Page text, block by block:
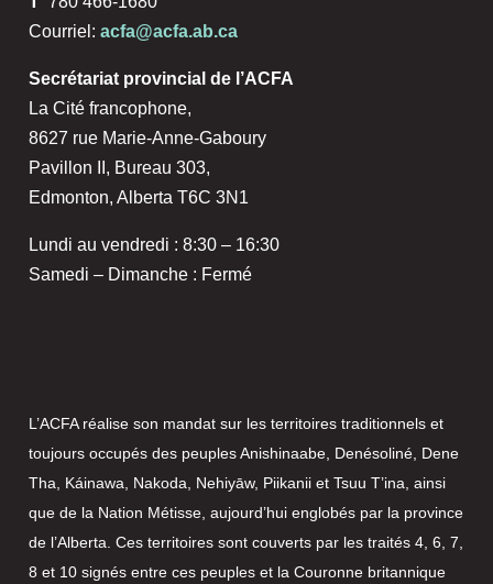
Courriel: acfa@acfa.ab.ca
Secrétariat provincial de l’ACFA
La Cité francophone,
8627 rue Marie-Anne-Gaboury
Pavillon II, Bureau 303,
Edmonton, Alberta T6C 3N1
Lundi au vendredi : 8:30 – 16:30
Samedi – Dimanche : Fermé
L’ACFA réalise son mandat sur les territoires traditionnels et
toujours occupés des peuples Anishinaabe, Denésoliné, Dene
Tha, Káinawa, Nakoda, Nehiyāw, Piikanii et Tsuu T’ina, ainsi
que de la Nation Métisse, aujourd’hui englobés par la province
de l’Alberta. Ces territoires sont couverts par les traités 4, 6, 7,
8 et 10 signés entre ces peuples et la Couronne britannique